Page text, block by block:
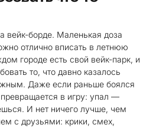
вейк-борде. Маленькая доза
отлично вписать в летнюю
городе есть свой вейк-парк, и
то, что давно казалось
Даже если раньше боялся
в игру: упал —
И нет ничего лучше, чем
с друзьями: крики, смех,